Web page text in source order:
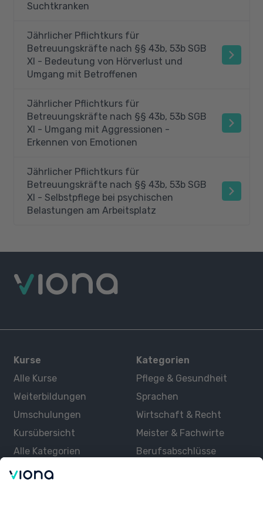
Suchtkranken
Jährlicher Pflichtkurs für
Betreuungskräfte nach §§ 43b, 53b SGB
XI - Bedeutung von Hörverlust und
Umgang mit Betroffenen
Jährlicher Pflichtkurs für
Betreuungskräfte nach §§ 43b, 53b SGB
XI - Umgang mit Aggressionen -
Erkennen von Emotionen
Jährlicher Pflichtkurs für
Betreuungskräfte nach §§ 43b, 53b SGB
XI - Selbstpflege bei psychischen
Belastungen am Arbeitsplatz
Kurse
Alle Kurse
Weiterbildungen
Umschulungen
Kursübersicht
Alle Kategorien
Kategorien
Pflege & Gesundheit
Sprachen
Wirtschaft & Recht
Meister & Fachwirte
Berufsabschlüsse
Über uns